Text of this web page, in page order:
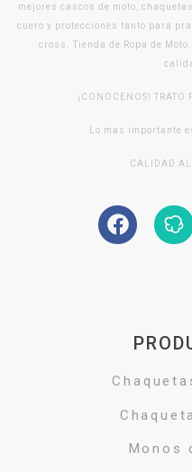
mejores cascos de moto,
cuero y protecciones tanto para
cross. Tienda de Ropa de
¡CONOCENOS! TRATO
Lo mas importante
CALIDAD AL
Monos